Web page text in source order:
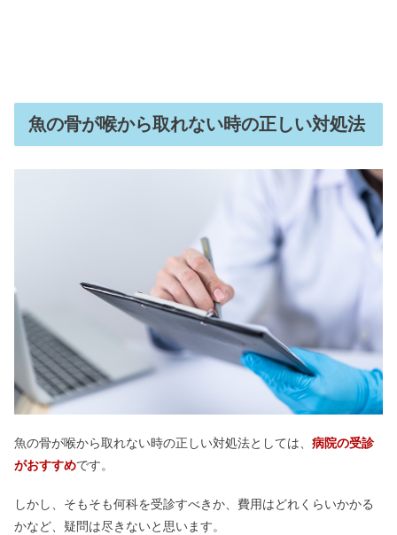
魚の骨が喉から取れない時の正しい対処法
魚の骨が喉から取れない時の正しい対処法としては、 病院の受診
がおすすめです。
しかし、そもそも何科を受診すべきか、費用はどれくらいかかる
かなど、疑問は尽きないと思います。